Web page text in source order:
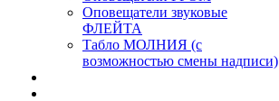
Оповещатели звуковые
ФЛЕЙТА
Табло МОЛНИЯ (с
возможностью смены надписи)